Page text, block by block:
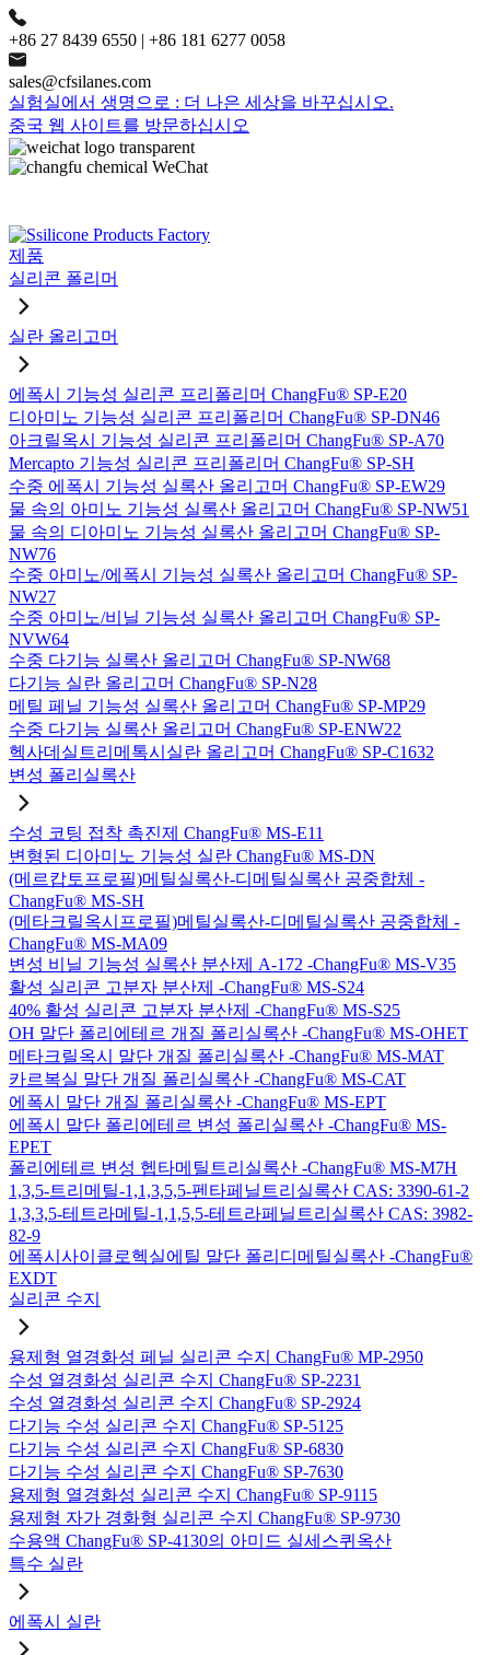
+86 27 8439 6550 | +86 181 6277 0058
sales@cfsilanes.com
실험실에서 생명으로 : 더 나은 세상을 바꾸십시오.
중국 웹 사이트를 방문하십시오
제품
실리콘 폴리머
실란 올리고머
에폭시 기능성 실리콘 프리폴리머 ChangFu® SP-E20
디아미노 기능성 실리콘 프리폴리머 ChangFu® SP-DN46
아크릴옥시 기능성 실리콘 프리폴리머 ChangFu® SP-A70
Mercapto 기능성 실리콘 프리폴리머 ChangFu® SP-SH
수중 에폭시 기능성 실록산 올리고머 ChangFu® SP-EW29
물 속의 아미노 기능성 실록산 올리고머 ChangFu® SP-NW51
물 속의 디아미노 기능성 실록산 올리고머 ChangFu® SP-
NW76
수중 아미노/에폭시 기능성 실록산 올리고머 ChangFu® SP-
NW27
수중 아미노/비닐 기능성 실록산 올리고머 ChangFu® SP-
NVW64
수중 다기능 실록산 올리고머 ChangFu® SP-NW68
다기능 실란 올리고머 ChangFu® SP-N28
메틸 페닐 기능성 실록산 올리고머 ChangFu® SP-MP29
수중 다기능 실록산 올리고머 ChangFu® SP-ENW22
헥사데실트리메톡시실란 올리고머 ChangFu® SP-C1632
변성 폴리실록산
수성 코팅 접착 촉진제 ChangFu® MS-E11
변형된 디아미노 기능성 실란 ChangFu® MS-DN
(메르캅토프로필)메틸실록산-디메틸실록산 공중합체 -
ChangFu® MS-SH
(메타크릴옥시프로필)메틸실록산-디메틸실록산 공중합체 -
ChangFu® MS-MA09
변성 비닐 기능성 실록산 분산제 A-172 -ChangFu® MS-V35
활성 실리콘 고분자 분산제 -ChangFu® MS-S24
40% 활성 실리콘 고분자 분산제 -ChangFu® MS-S25
OH 말단 폴리에테르 개질 폴리실록산 -ChangFu® MS-OHET
메타크릴옥시 말단 개질 폴리실록산 -ChangFu® MS-MAT
카르복실 말단 개질 폴리실록산 -ChangFu® MS-CAT
에폭시 말단 개질 폴리실록산 -ChangFu® MS-EPT
에폭시 말단 폴리에테르 변성 폴리실록산 -ChangFu® MS-
EPET
폴리에테르 변성 헵타메틸트리실록산 -ChangFu® MS-M7H
1,3,5-트리메틸-1,1,3,5,5-펜타페닐트리실록산 CAS: 3390-61-2
1,3,3,5-테트라메틸-1,1,5,5-테트라페닐트리실록산 CAS: 3982-
82-9
에폭시사이클로헥실에틸 말단 폴리디메틸실록산 -ChangFu®
EXDT
실리콘 수지
용제형 열경화성 페닐 실리콘 수지 ChangFu® MP-2950
수성 열경화성 실리콘 수지 ChangFu® SP-2231
수성 열경화성 실리콘 수지 ChangFu® SP-2924
다기능 수성 실리콘 수지 ChangFu® SP-5125
다기능 수성 실리콘 수지 ChangFu® SP-6830
다기능 수성 실리콘 수지 ChangFu® SP-7630
용제형 열경화성 실리콘 수지 ChangFu® SP-9115
용제형 자가 경화형 실리콘 수지 ChangFu® SP-9730
수용액 ChangFu® SP-4130의 아미드 실세스퀴옥산
특수 실란
에폭시 실란